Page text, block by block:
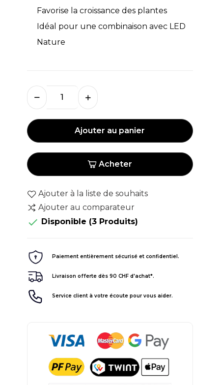
Favorise la croissance des plantes
Idéal pour une combinaison avec LED
Nature
Ajouter au panier
Acheter
Ajouter à la liste de souhaits
Ajouter au comparateur
 Disponible (3 Produits)
Paiement entièrement sécurisé et confidentiel.
Livraison offerte dès 90 CHF d'achat*.
Service client à votre écoute pour vous aider.